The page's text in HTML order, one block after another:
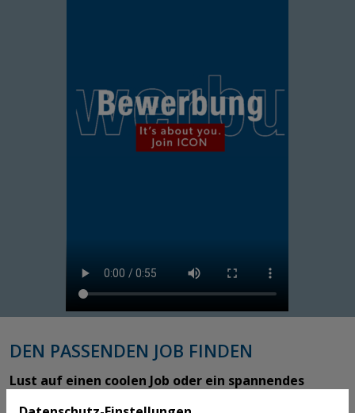
DEN PASSENDEN JOB FINDEN
Lust auf einen coolen Job oder ein spannendes